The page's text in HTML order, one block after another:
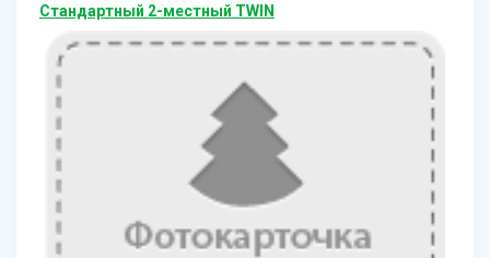
Стандартный 2-местный TWIN